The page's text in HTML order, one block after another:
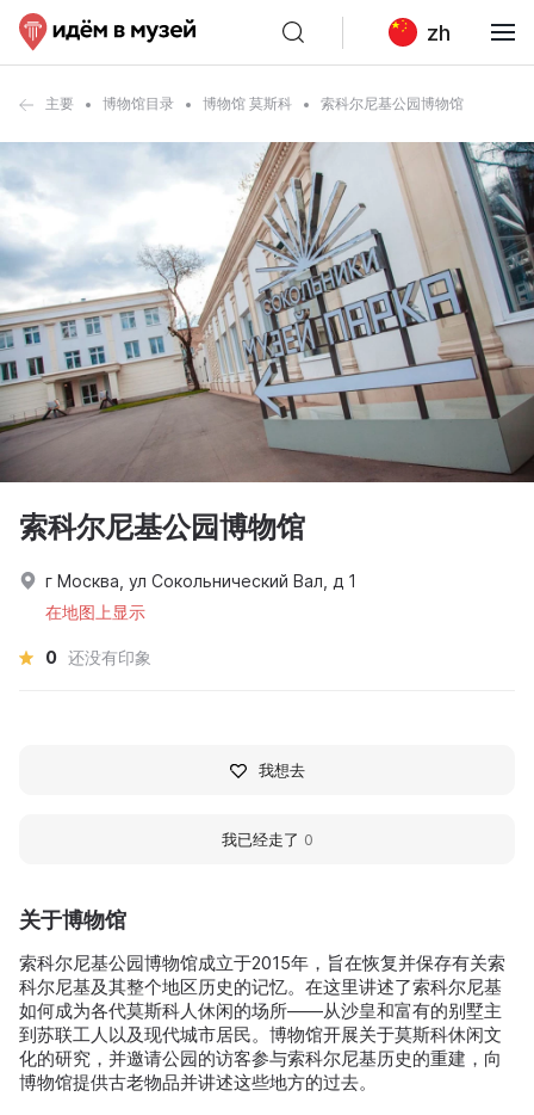
zh
主要 博物馆目录 博物馆 莫斯科 索科尔尼基公园博物馆
关于博物馆
索科尔尼基公园博物馆成立于2015年，旨在恢复并保存有关索
科尔尼基及其整个地区历史的记忆。在这里讲述了索科尔尼基
如何成为各代莫斯科人休闲的场所——从沙皇和富有的别墅主
到苏联工人以及现代城市居民。博物馆开展关于莫斯科休闲文
化的研究，并邀请公园的访客参与索科尔尼基历史的重建，向
博物馆提供古老物品并讲述这些地方的过去。
索科尔尼基公园博物馆
г Москва, ул Сокольнический Вал, д 1
在地图上显示
0 还没有印象
我想去
我已经走了 0